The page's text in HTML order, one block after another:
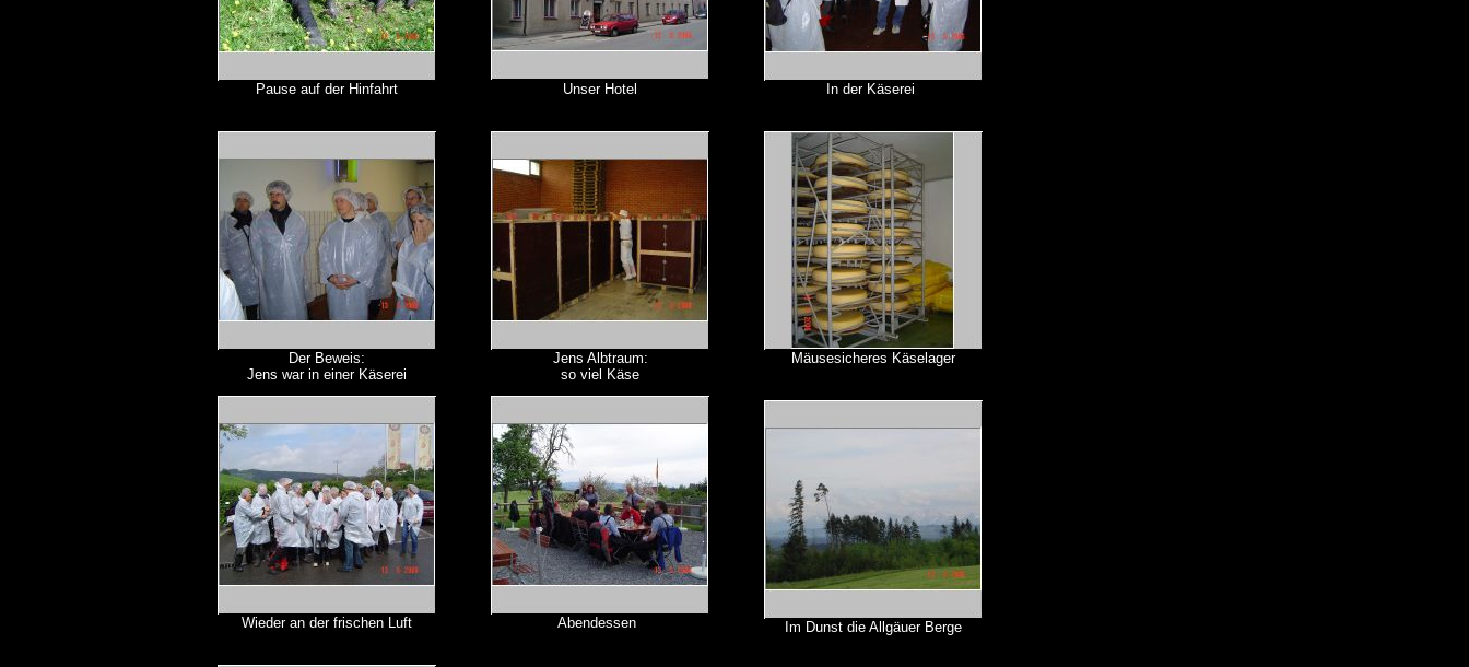
Pause auf der Hinfahrt
Der Beweis:
Jens war in einer Käserei
Wieder an der frischen Luft
Unser Hotel
Jens Albtraum:
so viel Käse
Abendessen
In der Käserei
Mäusesicheres Käselager
Im Dunst die Allgäuer Berge